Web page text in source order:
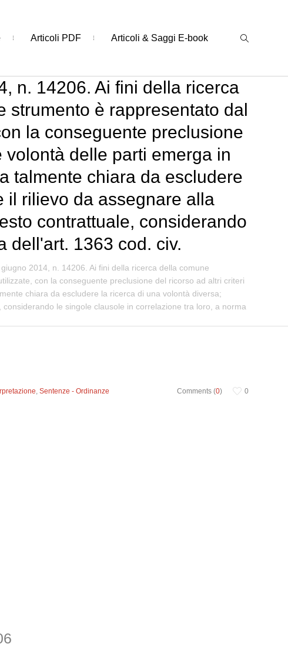
Articoli PDF Articoli & Saggi E-book
n. 14206. Ai fini della ricerca
strumento è rappresentato dal
la conseguente preclusione
delle parti emerga in
talmente chiara da escludere
il rilievo da assegnare alla
contrattuale, considerando
dell'art. 1363 cod. civ.
2014, n. 14206. Ai fini della ricerca della comune
con la conseguente preclusione del ricorso ad altri criteri
chiara da escludere la ricerca di una volontà diversa;
le singole clausole in correlazione tra loro, a norma
Comments (0) 0
,Sentenze - Ordinanze